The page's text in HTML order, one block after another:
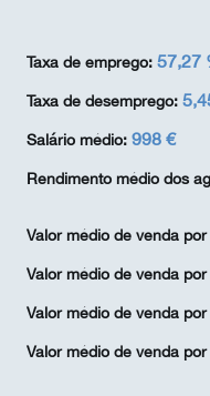
Taxa de emprego: 57,27
Taxa de desemprego:
Salário médio: 998 €
Rendimento médio dos
Valor médio de venda
Valor médio de venda
Valor médio de venda
Valor médio de venda